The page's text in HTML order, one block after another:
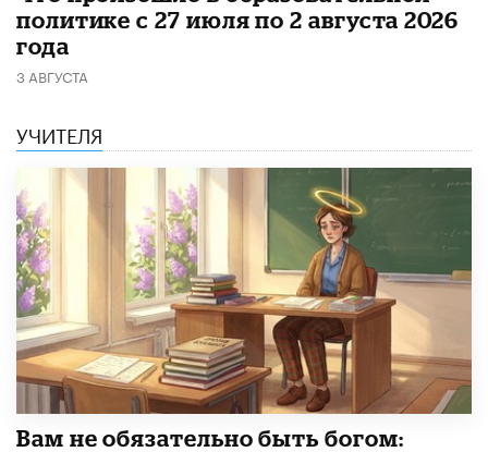
политике с 27 июля по 2 августа 2026
года
3 АВГУСТА
УЧИТЕЛЯ
​Вам не обязательно быть богом: